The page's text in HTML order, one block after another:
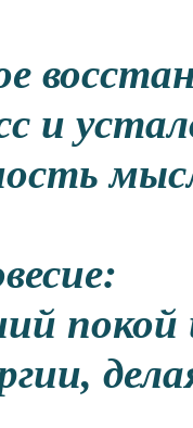
и
покой